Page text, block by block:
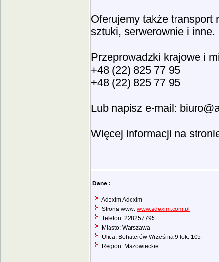
Oferujemy także transport
sztuki, serwerownie i inne.
Przeprowadzki krajowe i
+48 (22) 825 77 95
+48 (22) 825 77 95
Lub napisz e-mail:
Więcej informacji na
Dane :
Adexim Adexim
Strona www: www.adexim.com.pl
Telefon: 228257795
Miasto: Warszawa
Ulica: Bohaterów Września 9 lok. 105
Region: Mazowieckie